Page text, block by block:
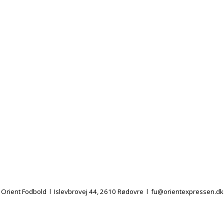
Orient Fodbold l Islevbrovej 44, 2610 Rødovre l fu@orientexpressen.dk